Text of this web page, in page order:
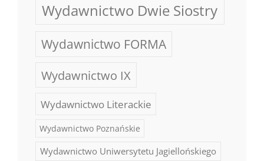
Wydawnictwo Dwie Siostry
Wydawnictwo FORMA
Wydawnictwo IX
Wydawnictwo Literackie
Wydawnictwo Poznańskie
Wydawnictwo Uniwersytetu Jagiellońskiego